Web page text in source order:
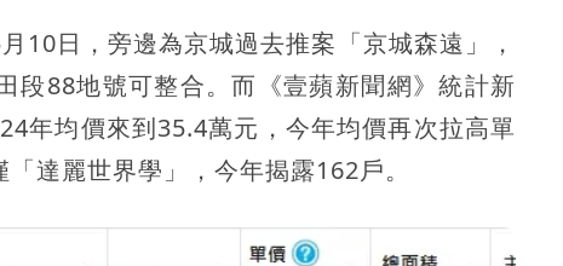
10日，旁邊為京城過去推案「京城森遠」，
段88地號可整合。而《壹蘋新聞網》統計新
年均價來到35.4萬元，今年均價再次拉高單
達麗世界學」，今年揭露162戶。